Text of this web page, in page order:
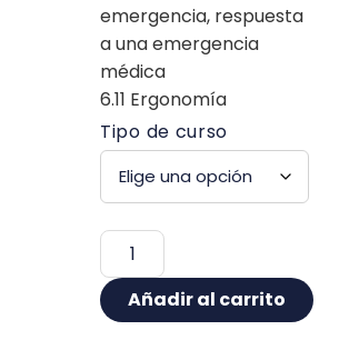
emergencia, respuesta
a una emergencia
médica
6.11 Ergonomía
Tipo de curso
Añadir al carrito